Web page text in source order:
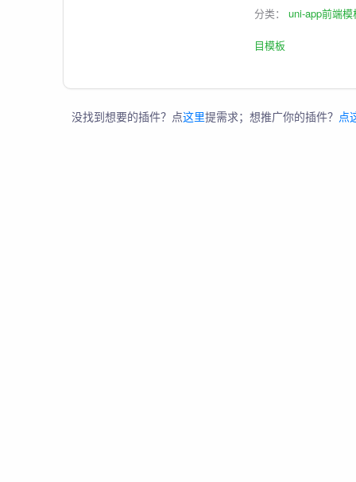
分类：uni-app前端模
目模板
没找到想要的插件？点这里提需求；想推广你的插件？ 点